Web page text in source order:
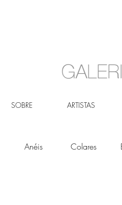
SOBRE ARTISTAS
Anéis Colares